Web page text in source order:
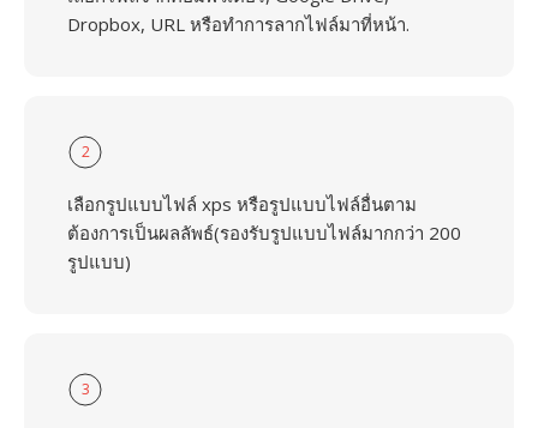
Dropbox, URL หรือทำการลากไฟล์มาที่หน้า.
2
เลือกรูปแบบไฟล์ xps หรือรูปแบบไฟล์อื่นตาม
ต้องการเป็นผลลัพธ์(รองรับรูปแบบไฟล์มากกว่า 200
รูปแบบ)
3